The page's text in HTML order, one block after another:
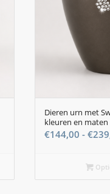
Dieren urn met
kleuren en maten
€144,00 - €